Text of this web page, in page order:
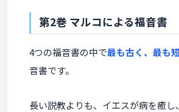
第2巻 マルコによる福音書
4つの福音書の中で最も古く、最も
音書です。
長い説教よりも、イエスが病を癒し